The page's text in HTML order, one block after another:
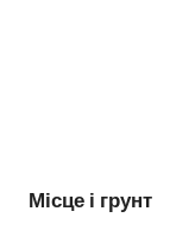
Місце і грунт